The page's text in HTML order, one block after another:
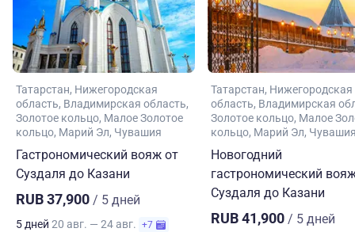
Татарстан Нижегородская
область Владимирская область
Золотое кольцо Малое Золотое
кольцо Марий Эл Чувашия
Гастрономический вояж от
Суздаля до Казани
RUB 37,900 / 5 дней
5 дней 20 авг. — 24 авг. +7
Татарстан Нижегородская
область Владимирская
Золотое кольцо Малое
кольцо Марий Эл
Новогодний
гастрономический
Суздаля до Казани
RUB 41,900 / 5 дней